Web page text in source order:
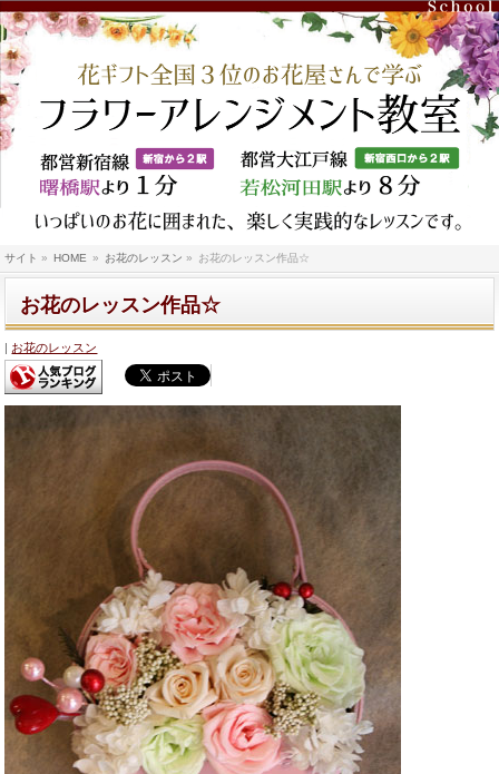
サイト » HOME » お花のレッスン » お花のレッスン作品☆
お花のレッスン作品☆
お花のレッスン